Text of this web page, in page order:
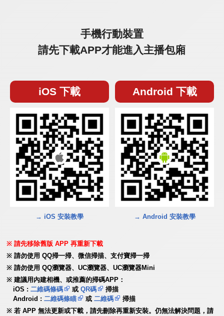
手機行動裝置
請先下載APP才能進入主播包廂
iOS 下載
→ iOS 安裝教學
Android 下載
→ Android 安裝教學
請先移除舊版 APP 再重新下載
請勿使用 QQ掃一掃、微信掃描、支付寶掃一掃
請勿使用 QQ瀏覽器、UC瀏覽器、UC瀏覽器Mini
建議用內建相機、或推薦的掃碼APP：
iOS :二維碼條碼 或QR碼
掃描
Android :二維碼條瞄 或二維碼
掃描
若 APP 無法更新或下載，請先刪除再重新安裝。仍無法解決問題，請